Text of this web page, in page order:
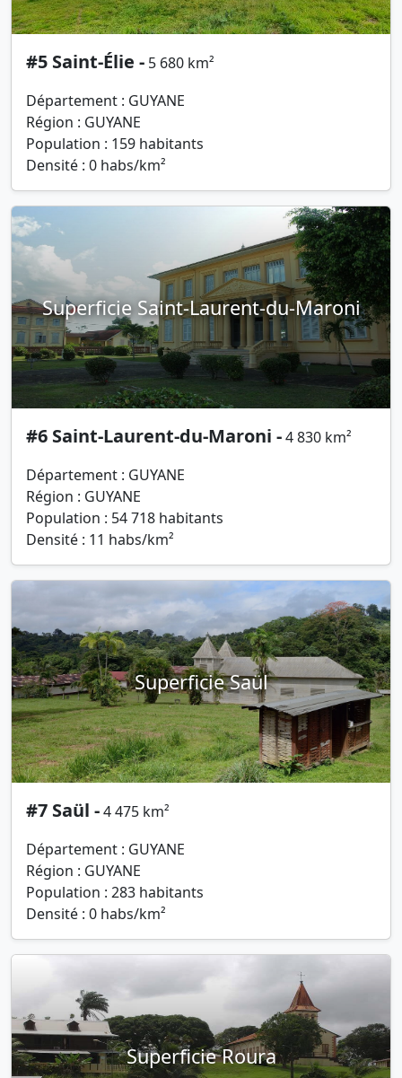
#5 Saint-Élie - 5 680 km²
Département : GUYANE
Région : GUYANE
Population : 159 habitants
Densité : 0 habs/km²
Superficie Saint-Laurent-du-Maroni
#6 Saint-Laurent-du-Maroni -4 830 km²
Département : GUYANE
Région : GUYANE
Population : 54 718 habitants
Densité : 11 habs/km²
Superficie Saül
#7 Saül -4 475 km²
Département : GUYANE
Région : GUYANE
Population : 283 habitants
Densité : 0 habs/km²
Superficie Roura